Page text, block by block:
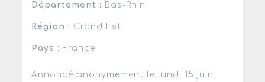
Département : Bas-Rhin
Région : Grand Est
Pays : France
Annoncé anonymement le lundi 15 juin